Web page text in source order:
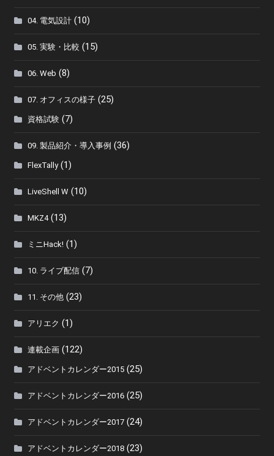
04. 電気設計 (10)
05. 実験・比較 (15)
06. Web (8)
07. オフィスの様子 (25)
資格試験 (7)
09. 製品紹介・導入事例 (36)
FlexTally(1)
LiveShell W (10)
MKZ4(13)
ミニHack! (1)
10. ライブ配信 (7)
11. その他 (23)
アリエク (1)
連載企画 (122)
アドベントカレンダー2015 (25)
アドベントカレンダー2016 (25)
アドベントカレンダー2017 (24)
アドベントカレンダー2018 (23)